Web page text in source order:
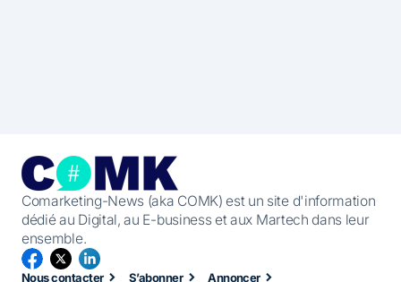
Comarketing-News (aka COMK) est un site d'information
dédié au Digital, au E-business et aux Martech dans leur
ensemble.
Nous contacter S’abonner Annoncer